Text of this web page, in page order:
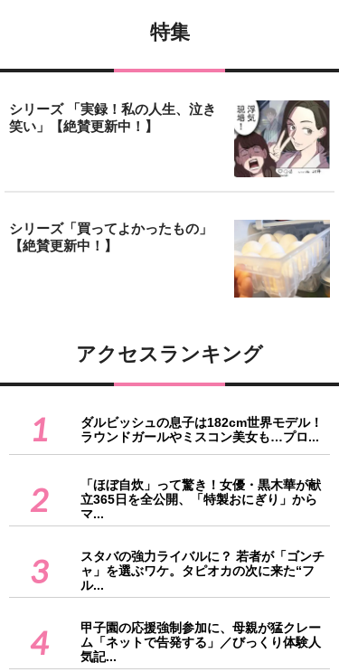
特集
シリーズ 「実録！私の人生、泣き
笑い」【絶賛更新中！】
シリーズ「買ってよかったもの」
【絶賛更新中！】
アクセスランキング
1
ダルビッシュの息子は182cm世界モデル！
ラウンドガールやミスコン美女も…プロ...
2
「ほぼ自炊」って驚き！女優・黒木華が献
立365日を全公開、「特製おにぎり」から
マ...
3
スタバの強力ライバルに？ 若者が「ゴンチ
ャ」を選ぶワケ。タピオカの次に来た“フ
ル...
4
甲子園の応援強制参加に、母親が猛クレー
ム「ネットで告発する」／びっくり体験人
気記...